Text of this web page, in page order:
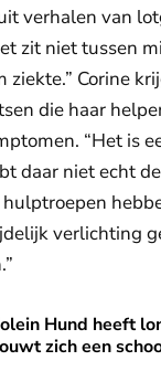
verhalen van
zit niet tussen
ziekte.” Corine
die haar
“Het is
daar niet echt
verlichting
Hund heeft
zich een
long covid: ‘Er